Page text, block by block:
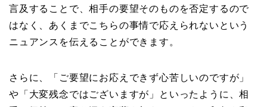
言及することで、相手の要望そのものを否定するので
はなく、あくまでこちらの事情で応えられないという
ニュアンスを伝えることができます。
さらに、「ご要望にお応えできず心苦しいのですが」
や「大変残念ではございますが」といったように、相